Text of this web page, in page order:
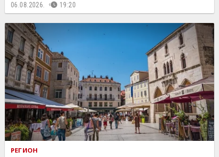
06.08.2026. 19:20
РЕГИОН